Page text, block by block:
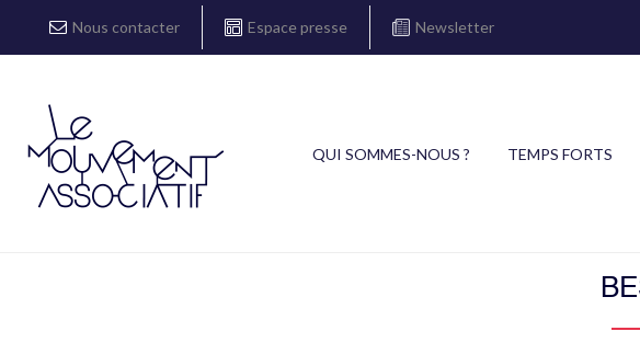
Nous contacter Espace presse Newsletter
QUI SOMMES-NOUS ? TEMPS FORTS